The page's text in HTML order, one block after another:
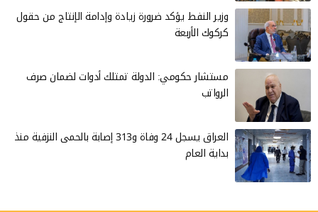
وزير النفط يؤكد ضرورة زيادة وإدامة الإنتاج من حقول
كركوك الأربعة
مستشار حكومي: الدولة تمتلك أدوات لضمان صرف
الرواتب
العراق يسجل 24 وفاة و313 إصابة بالحمى النزفية منذ
بداية العام